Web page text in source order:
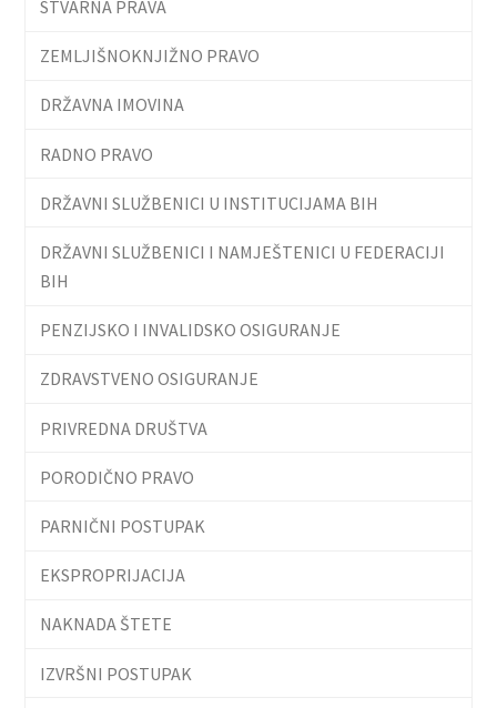
STVARNA PRAVA
ZEMLJIŠNOKNJIŽNO PRAVO
DRŽAVNA IMOVINA
RADNO PRAVO
DRŽAVNI SLUŽBENICI U INSTITUCIJAMA BIH
DRŽAVNI SLUŽBENICI I NAMJEŠTENICI U FEDERACIJI
BIH
PENZIJSKO I INVALIDSKO OSIGURANJE
ZDRAVSTVENO OSIGURANJE
PRIVREDNA DRUŠTVA
PORODIČNO PRAVO
PARNIČNI POSTUPAK
EKSPROPRIJACIJA
NAKNADA ŠTETE
IZVRŠNI POSTUPAK